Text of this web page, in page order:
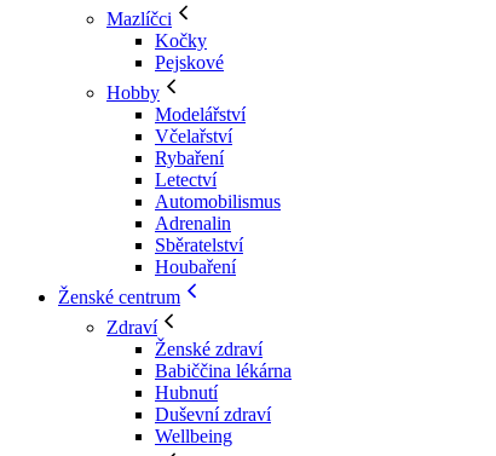
Mazlíčci
Kočky
Pejskové
Hobby
Modelářství
Včelařství
Rybaření
Letectví
Automobilismus
Adrenalin
Sběratelství
Houbaření
Ženské centrum
Zdraví
Ženské zdraví
Babiččina lékárna
Hubnutí
Duševní zdraví
Wellbeing